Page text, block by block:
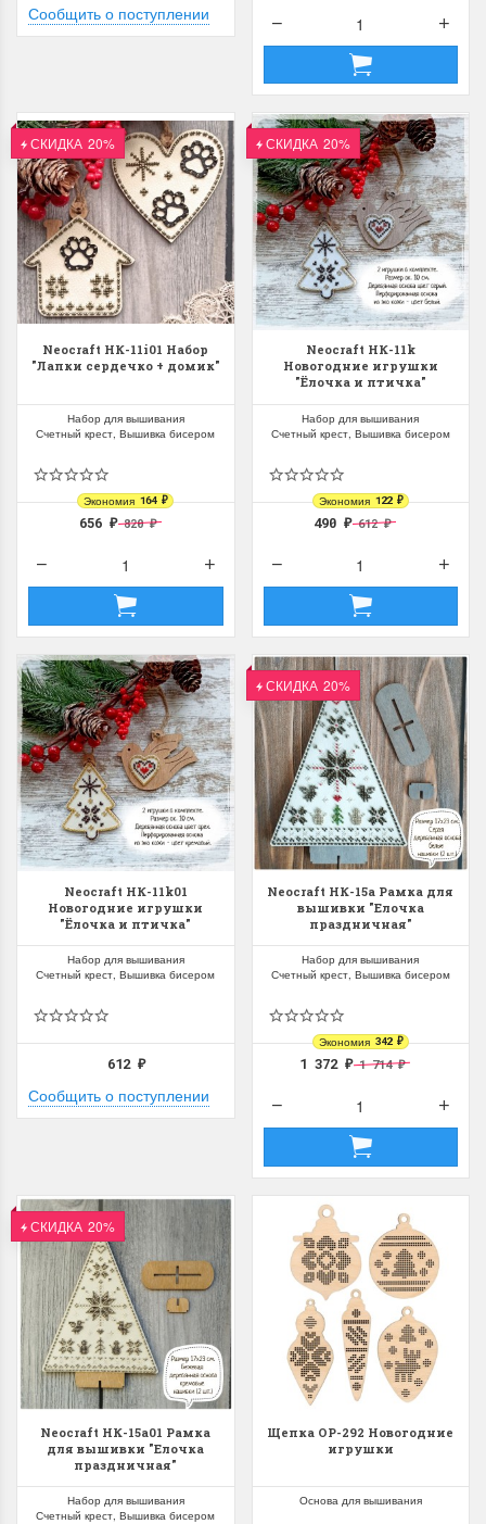
Сообщить о поступлении
СКИДКА 20%
Neocraft НК-11i01 Набор
"Лапки сердечко + домик"
Набор для вышивания
Счетный крест, Вышивка бисером
Экономия 164₽
656 ₽ 820₽
СКИДКА 20%
Neocraft НК-11k
Новогодние игрушки
"Ёлочка и птичка"
Набор для вышивания
Счетный крест, Вышивка бисером
Экономия 122 ₽
490₽ 612₽
Neocraft НК-11k01
Новогодние игрушки
"Ёлочка и птичка"
Набор для вышивания
Счетный крест, Вышивка бисером
612 ₽
Сообщить о поступлении
СКИДКА 20%
Neocraft НК-15а Рамка для
вышивки "Елочка
праздничная"
Набор для вышивания
Счетный крест, Вышивка бисером
Экономия 342 ₽
1 372₽ 1 714₽
СКИДКА 20%
Neocraft НК-15а01 Рамка
для вышивки "Елочка
праздничная"
Набор для вышивания
Счетный крест, Вышивка бисером
Щепка ОР-292 Новогодние
игрушки
Основа для вышивания